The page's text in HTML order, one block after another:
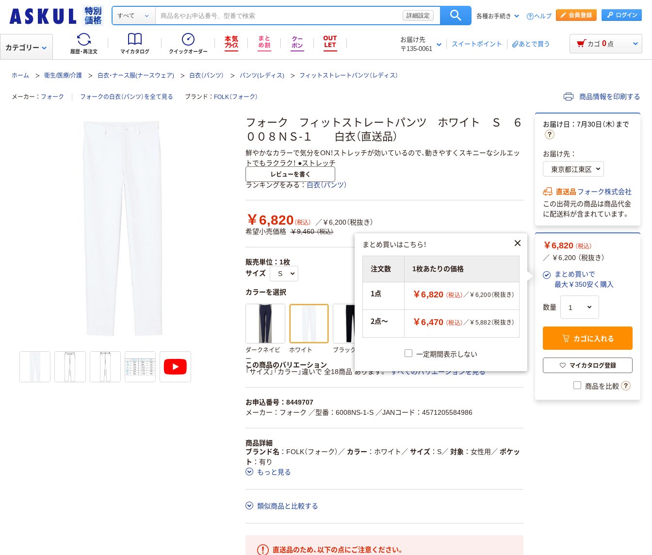
すべて 詳細設定 各種お手続き ヘルプ
履歴・再注文 マイカタログ クイックオーダー
お届け先
〒135-0061
スイートポイント あとで買う
カテゴリー カゴ 0 点
ホーム 衛生/医療/介護 白衣・ナース服(ナースウェア) 白衣（パンツ） パンツ(レディス) フィットストレートパンツ（レディス）
メーカー フォーク フォークの白衣（パンツ）を全て見る ブランド FOLK（フォーク） 商品情報を印刷する
フォーク フィットストレートパンツ ホワイト Ｓ ６
００８ＮＳ‐１ 白衣（直送品）
鮮やかなカラーで気分をON！ストレッチが効いているので、動きやすくスキニーなシルエッ
トでもラクラク！ ●ストレッチ
レビューを書く
ランキングをみる 白衣（パンツ）
￥6,820 （税込）
／￥6,200（税抜き）
希望小売価格 ￥9,460 （税込）
販売単位：1枚
サイズ
カラーを選択
ダークネイビ
ー
ホワイト ブラック
この商品のバリエーション
「サイズ」「カラー」違いで 全18商品 あります。 すべてのバリエーションを見る
お申込番号：8449707
メーカー：フォーク ／型番：6008NS-1-S ／JANコード：4571205584986
商品詳細
ブランド名
FOLK（フォーク） ／ カラー ホワイト ／ サイズ S／ 対象 女性用 ／ ポケッ
ト
有り
もっと見る
類似商品と比較する
直送品のため、以下の点にご注意ください。
お届け日：7月30日（木）まで
お届け先：
直送品 フォーク株式会社
この出荷元の商品は商品代金
に配送料が含まれています。
￥6,820 （税込）
／ ￥6,200 （税抜き）
まとめ買いで
最大￥350安く購入
まとめ買いはこちら！
注文数 1枚あたりの価格
1点 ￥6,820 （税込）／￥6,200（税抜き）
2点～ ￥6,470 （税込）／￥5,882（税抜き）
一定期間表示しない
数量
カゴに入れる
マイカタログ登録
商品を比較